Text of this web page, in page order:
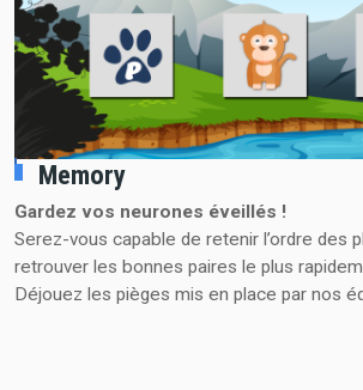
Memory
Gardez vos neurones éveillés !
Serez-vous capable de retenir l’ordre des
retrouver les bonnes paires le plus
Déjouez les pièges mis en place par nos